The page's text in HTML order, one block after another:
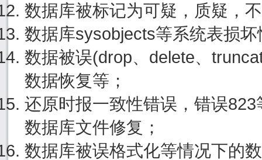
数据库被标记为可疑，质疑，
数据库sysobjects等系统表损
数据被误(drop、delete、
数据恢复等；
还原时报一致性错误，错误
数据库文件修复；
数据库被误格式化等情况下的